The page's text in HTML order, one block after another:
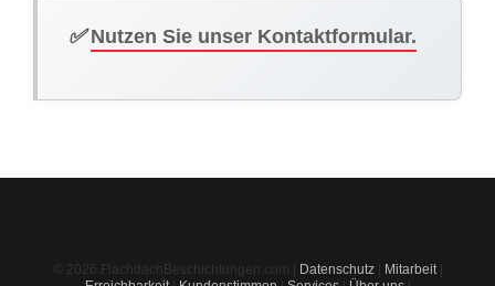
✅Nutzen Sie unser Kontaktformular.
© 2026 FlachdachBeschichtungen.com | Datenschutz| Mitarbeit|